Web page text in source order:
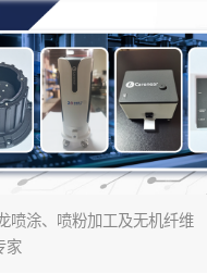
喷涂、喷粉加工及无机纤维
家